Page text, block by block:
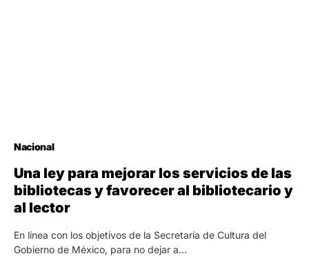
Nacional
Una ley para mejorar los servicios de las
bibliotecas y favorecer al bibliotecario y
al lector
En línea con los objetivos de la Secretaría de Cultura del
Gobierno de México, para no dejar a…